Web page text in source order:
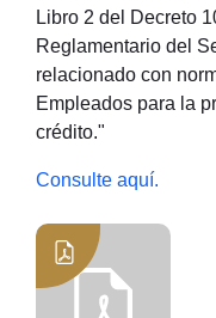
Libro 2 del Decreto
Reglamentario del
relacionado con
Empleados para la
crédito."
Consulte aquí.